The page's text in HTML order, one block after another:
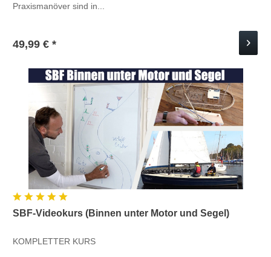
Praxismanöver sind in...
49,99 € *
SBF-Videokurs (Binnen unter Motor und Segel)
KOMPLETTER KURS